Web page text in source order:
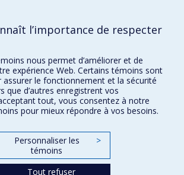
and one on Calypso's cave in art from the
to the present day.
DES SCIENCES
l’importance de respecter
nous permet d’améliorer et de
expérience Web. Certains témoins sont
le fonctionnement et la sécurité
que d’autres enregistrent vos
tout, vous consentez à notre
pour mieux répondre à vos besoins.
Personnaliser les
témoins
>
Tout refuser